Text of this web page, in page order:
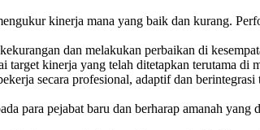
kinerja mana yang baik dan kurang.
dan melakukan perbaikan di
kinerja yang telah ditetapkan terutama di
secara profesional, adaptif dan
para pejabat baru dan berharap amanah